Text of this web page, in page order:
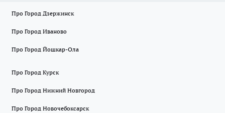
Про Город Дзержинск
Про Город Иваново
Про Город Йошкар-Ола
Про Город Курск
Про Город Нижний Новгород
Про Город Новочебоксарск